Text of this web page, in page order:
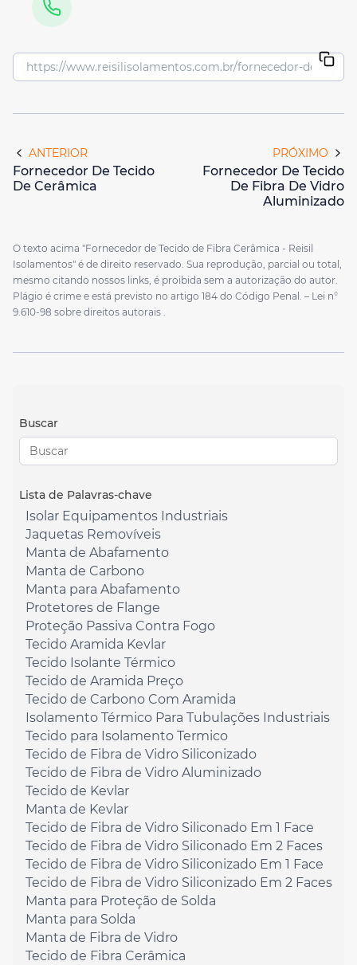
ANTERIOR
Fornecedor De Tecido
De Cerâmica
PRÓXIMO
Fornecedor De Tecido
De Fibra De Vidro
Aluminizado
O texto acima "Fornecedor de Tecido de Fibra Cerâmica - Reisil
Isolamentos" é de direito reservado. Sua reprodução, parcial ou total,
mesmo citando nossos links, é proibida sem a autorização do autor.
Plágio é crime e está previsto no artigo 184 do Código Penal. – Lei n°
9.610-98 sobre direitos autorais .
Buscar
Lista de Palavras-chave
Isolar Equipamentos Industriais
Jaquetas Removíveis
Manta de Abafamento
Manta de Carbono
Manta para Abafamento
Protetores de Flange
Proteção Passiva Contra Fogo
Tecido Aramida Kevlar
Tecido Isolante Térmico
Tecido de Aramida Preço
Tecido de Carbono Com Aramida
Isolamento Térmico Para Tubulações Industriais
Tecido para Isolamento Termico
Tecido de Fibra de Vidro Siliconizado
Tecido de Fibra de Vidro Aluminizado
Tecido de Kevlar
Manta de Kevlar
Tecido de Fibra de Vidro Siliconado Em 1 Face
Tecido de Fibra de Vidro Siliconado Em 2 Faces
Tecido de Fibra de Vidro Siliconizado Em 1 Face
Tecido de Fibra de Vidro Siliconizado Em 2 Faces
Manta para Proteção de Solda
Manta para Solda
Manta de Fibra de Vidro
Tecido de Fibra Cerâmica